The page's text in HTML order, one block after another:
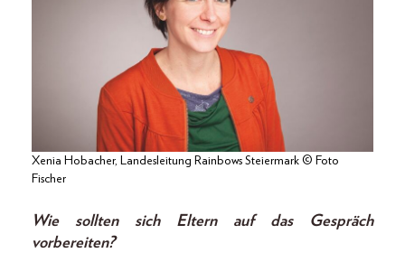
Xenia Hobacher, Landesleitung Rainbows Steiermark © Foto
Fischer
Wie sollten sich Eltern auf das Gespräch
vorbereiten?